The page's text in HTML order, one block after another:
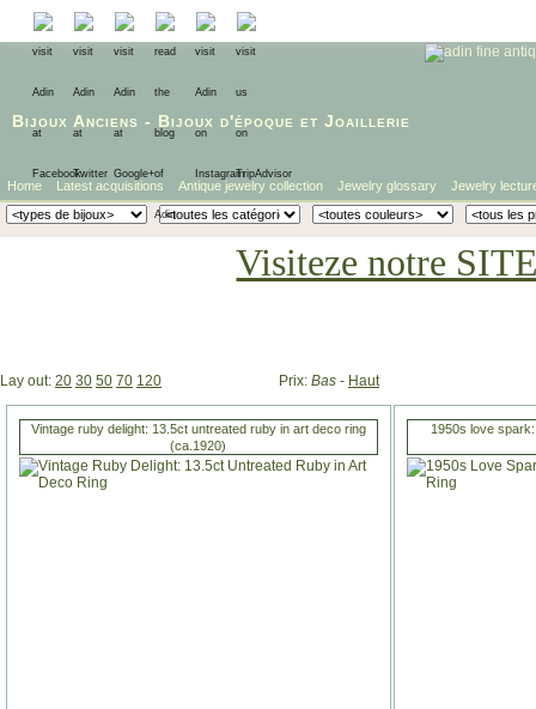
Bijoux Anciens - Bijoux d'époque et Joaillerie
Home Latest acquisitions Antique jewelry collection Jewelry glossary Jewelry
Visiteze notre
Lay out: 20 30 50 70 120 Prix: Bas - Haut
Vintage ruby delight: 13.5ct untreated ruby in art deco ring
(ca.1920)
1950s love